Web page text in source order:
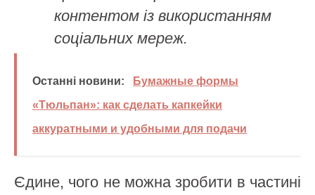
контентом із використанням
соціальних мереж.
Останні новини:
Бумажные формы
«Тюльпан»: как сделать капкейки
аккуратными и удобными для подачи
Єдине, чого не можна зробити в частині